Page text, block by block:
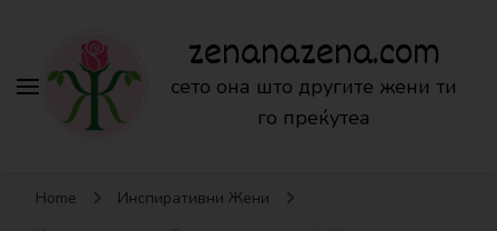
zenanazena.com
сето она што другите жени ти
го преќутеа
Home
Инспиративни Жени